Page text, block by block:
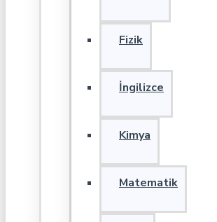
Fizik
İngilizce
Kimya
Matematik